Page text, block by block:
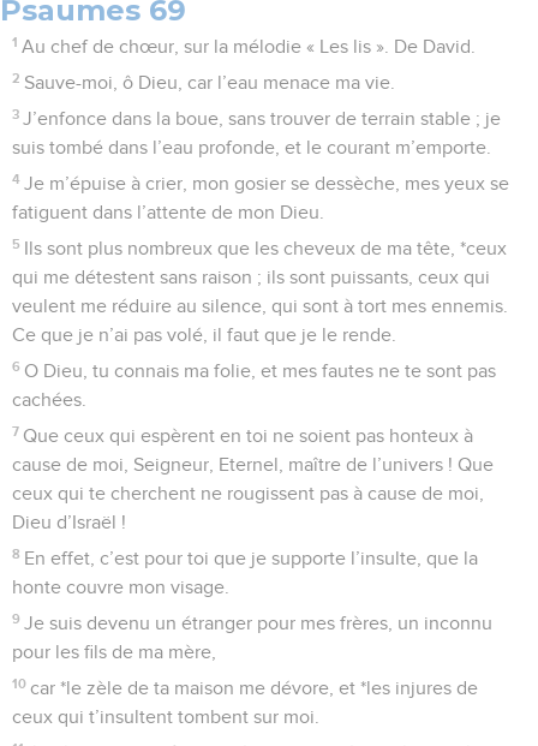
Psaumes 69
1 Au chef de chœur, sur la mélodie « Les lis ». De David.
2 Sauve-moi, ô Dieu, car l’eau menace ma vie.
3 J’enfonce dans la boue, sans trouver de terrain stable ; je
suis tombé dans l’eau profonde, et le courant m’emporte.
4 Je m’épuise à crier, mon gosier se dessèche, mes yeux se
fatiguent dans l’attente de mon Dieu.
5
Ils sont plus nombreux que les cheveux de ma tête, *ceux
qui me détestent sans raison ; ils sont puissants, ceux qui
veulent me réduire au silence, qui sont à tort mes ennemis.
Ce que je n’ai pas volé, il faut que je le rende.
6 O Dieu, tu connais ma folie, et mes fautes ne te sont pas
cachées.
7 Que ceux qui espèrent en toi ne soient pas honteux à
cause de moi, Seigneur, Eternel, maître de l’univers ! Que
ceux qui te cherchent ne rougissent pas à cause de moi,
Dieu d’Israël !
8 En effet, c’est pour toi que je supporte l’insulte, que la
honte couvre mon visage.
9 Je suis devenu un étranger pour mes frères, un inconnu
pour les fils de ma mère,
10 car *le zèle de ta maison me dévore, et *les injures de
ceux qui t’insultent tombent sur moi.